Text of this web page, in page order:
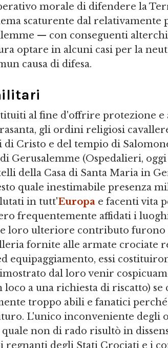
morale di difendere la
scaturente dal relativamente
— con conseguenti
optare in alcuni casi per la
causa di difesa.
al fine d'offrire protezione e
gli ordini religiosi
di Cristo e del tempio di
Gerusalemme (Ospedalieri,
della Casa di Santa Maria in
quale inestimabile presenza
in tutt'Europa e facenti vita
frequentemente affidati i
loro ulteriore contributo furono
fornite alle armate crociate
equipaggiamento, essi
dal loro venir
loco a una richiesta di riscatto)
troppo abili e fanatici perché
L'unico inconveniente degli
non di rado risultò in
regnanti degli Stati Crociati e i